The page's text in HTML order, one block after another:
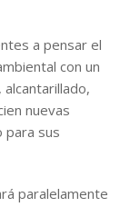
a pensar el
con un
nuevas
para sus
paralelamente